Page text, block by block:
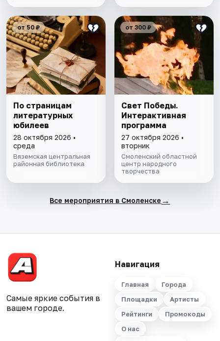
от 50 ₽
По страницам
литературных
юбилеев
28 октября 2026 •
среда
Вяземская центральная
районная библиотека
от 300 ₽
Свет Победы.
Интерактивная
программа
27 октября 2026 •
вторник
Смоленский областной
центр народного
творчества
Все мероприятия в Смоленске →
Самые яркие события в
вашем городе.
Навигация
Главная
Города
Площадки
Артисты
Рейтинги
Промокоды
О нас